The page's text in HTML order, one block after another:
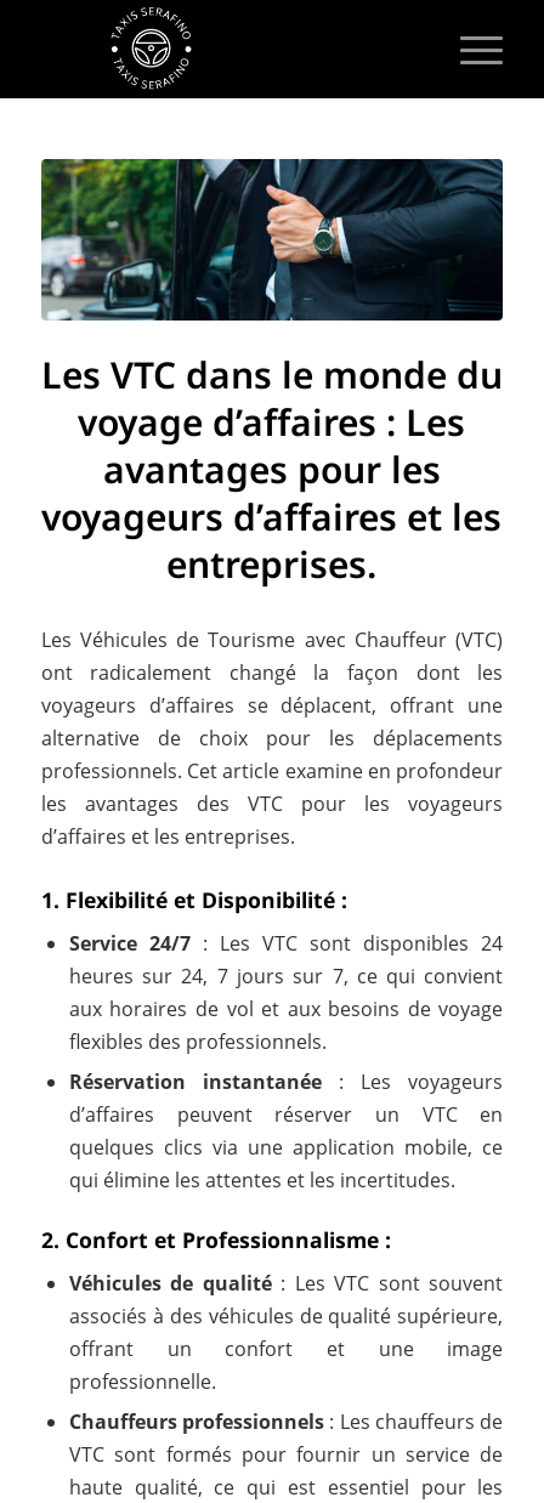
Les VTC dans le monde du
voyage d’affaires : Les
avantages pour les
voyageurs d’affaires et les
entreprises.
Les Véhicules de Tourisme avec Chauffeur (VTC)
ont radicalement changé la façon dont les
voyageurs d’affaires se déplacent, offrant une
alternative de choix pour les déplacements
professionnels. Cet article examine en profondeur
les avantages des VTC pour les voyageurs
d’affaires et les entreprises.
1. Flexibilité et Disponibilité :
Service 24/7: Les VTC sont disponibles 24
heures sur 24, 7 jours sur 7, ce qui convient
aux horaires de vol et aux besoins de voyage
flexibles des professionnels.
Réservation instantanée : Les voyageurs
d’affaires peuvent réserver un VTC en
quelques clics via une application mobile, ce
qui élimine les attentes et les incertitudes.
2. Confort et Professionnalisme :
Véhicules de qualité: Les VTC sont souvent
associés à des véhicules de qualité supérieure,
offrant un confort et une image
professionnelle.
Chauffeurs professionnels : Les chauffeurs de
VTC sont formés pour fournir un service de
haute qualité, ce qui est essentiel pour les